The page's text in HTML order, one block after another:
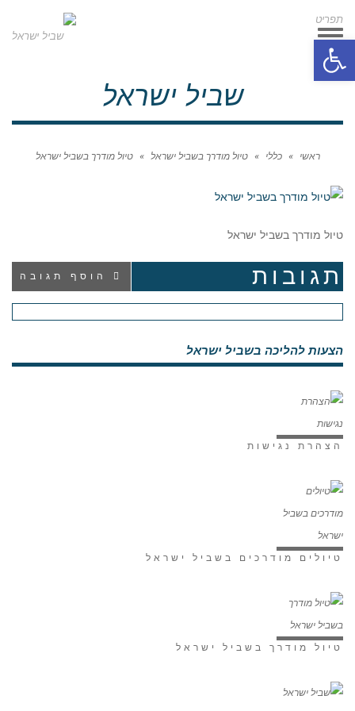
פתח סרגל נגישות
תפריט
תפריט
שביל ישראל
ראשי » כללי » טיול מודרך בשביל ישראל » טיול מודרך בשביל ישראל
טיול מודרך בשביל ישראל
תגובות הוסף תגובה
הצעות להליכה בשביל ישראל
הצהרת נגישות
טיולים מודרכים בשביל ישראל
טיול מודרך בשביל ישראל